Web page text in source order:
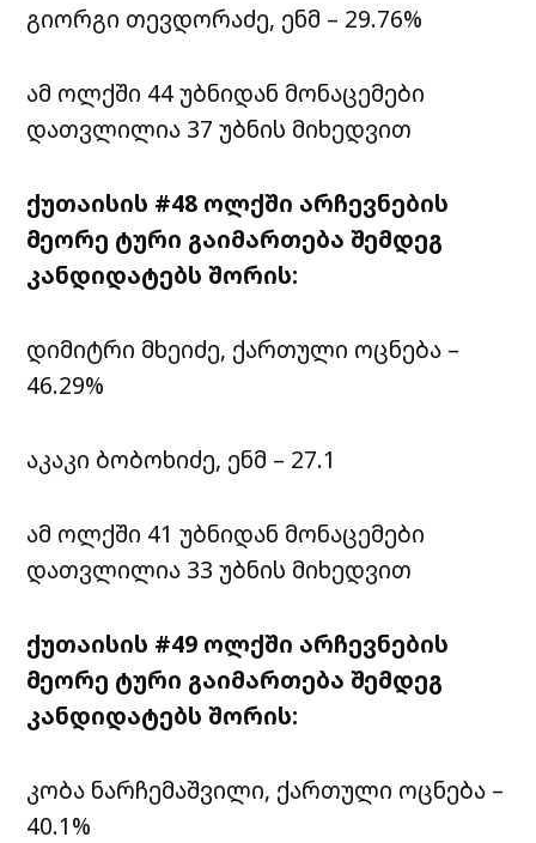
გიორგი თევდორაძე, ენმ – 29.76%
ამ ოლქში 44 უბნიდან მონაცემები
დათვლილია 37 უბნის მიხედვით
ქუთაისის #48 ოლქში არჩევნების
მეორე ტური გაიმართება შემდეგ
კანდიდატებს შორის:
დიმიტრი მხეიძე, ქართული ოცნება –
46.29%
აკაკი ბობოხიძე, ენმ – 27.1
ამ ოლქში 41 უბნიდან მონაცემები
დათვლილია 33 უბნის მიხედვით
ქუთაისის #49 ოლქში არჩევნების
მეორე ტური გაიმართება შემდეგ
კანდიდატებს შორის:
კობა ნარჩემაშვილი, ქართული ოცნება –
40.1%